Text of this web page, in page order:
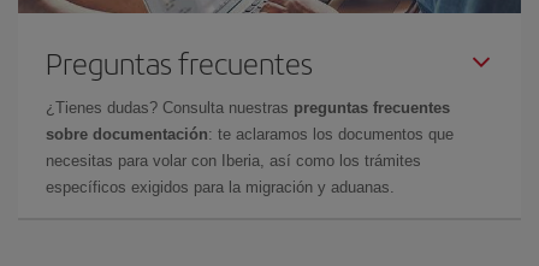
Preguntas frecuentes
¿Tienes dudas? Consulta nuestras preguntas frecuentes
sobre documentación: te aclaramos los documentos que
necesitas para volar con Iberia, así como los trámites
específicos exigidos para la migración y aduanas.